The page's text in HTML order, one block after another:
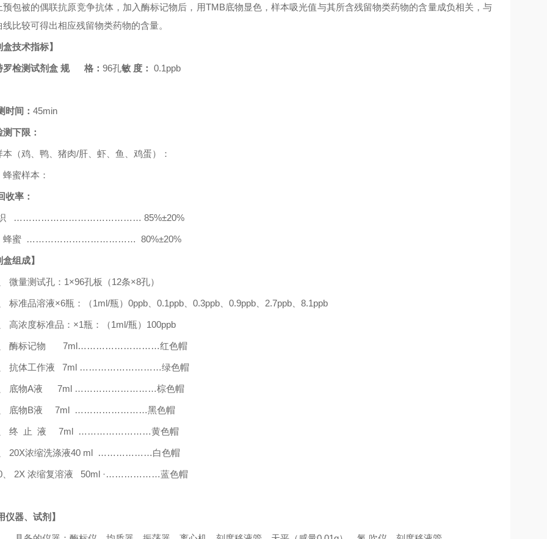
预包被的偶联抗原竞争抗体，加入酶标记物后，用TMB底物显色，样本吸光值与其所含残留物类药物的含量成负相关，与
线比较可得出相应残留物类药物的含量。
盒技术指标】
罗检测试剂盒规 格： 96孔敏度： 0.1ppb
时间： 45min
下限：
本（鸡、鸭、猪肉/肝、虾、鱼、鸡蛋）：
蜜样本：
收率：
…………………………………… 85%±20%
蜂蜜……………………………… 80%±20%
盒组成】
微量测试孔： 1×96孔板（12条×8孔）
标准品溶液×6瓶：（1ml/瓶） 0ppb、 0.1ppb、 0.3ppb、 0.9ppb、 2.7ppb、 8.1ppb
高浓度标准品：×1瓶：（1ml/瓶） 100ppb
酶标记物 7ml………………………红色帽
抗体工作液 7ml ………………………绿色帽
底物A液 7ml ………………………棕色帽
底物B液 7ml ……………………黑色帽
终 止 液 7ml ……………………黄色帽
20X浓缩洗涤液40 ml ………………白色帽
2X 浓缩复溶液 50ml ·………………蓝色帽
仪器、试剂】